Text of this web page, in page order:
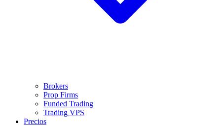
Brokers
Prop Firms
Funded Trading
Trading VPS
Precios